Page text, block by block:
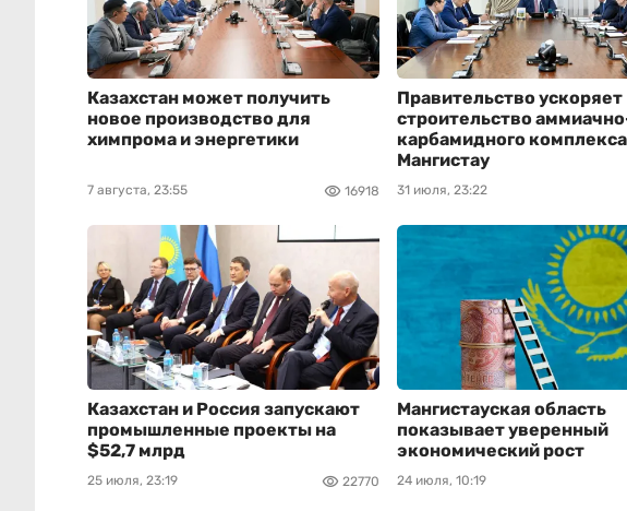
Казахстан может получить
новое производство для
химпрома и энергетики
7 августа, 23:55 16918
Правительство ускоряет
строительство
карбамидного
Мангистау
31 июля, 23:22
Казахстан и Россия запускают
промышленные проекты на
$52,7 млрд
25 июля, 23:19 22770
Мангистауская область
показывает уверенный
экономический рост
24 июля, 10:19